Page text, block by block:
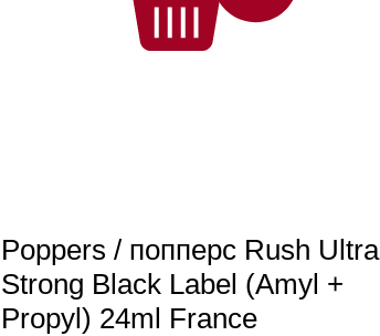
Poppers / попперс Rush Ultra
Strong Black Label (Amyl +
Propyl) 24ml France